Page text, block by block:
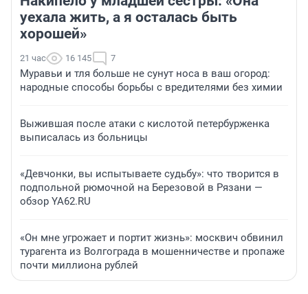
уехала жить, а я осталась быть
хорошей»
21 час 16 145 7
Муравьи и тля больше не сунут носа в ваш огород:
народные способы борьбы с вредителями без химии
Выжившая после атаки с кислотой петербурженка
выписалась из больницы
«Девчонки, вы испытываете судьбу»: что творится в
подпольной рюмочной на Березовой в Рязани —
обзор YA62.RU
«Он мне угрожает и портит жизнь»: москвич обвинил
турагента из Волгограда в мошенничестве и пропаже
почти миллиона рублей